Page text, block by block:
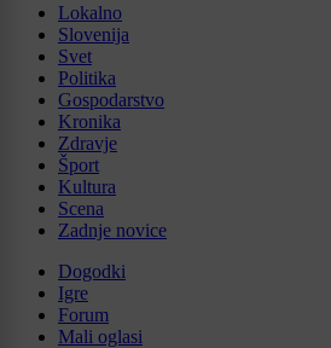
Lokalno
Slovenija
Svet
Politika
Gospodarstvo
Kronika
Zdravje
Šport
Kultura
Scena
Zadnje novice
Dogodki
Igre
Forum
Mali oglasi